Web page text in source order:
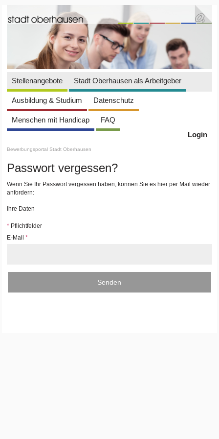
Stellenangebote Stadt Oberhausen als Arbeitgeber
Ausbildung & Studium Datenschutz
Menschen mit Handicap
FAQ
Login
Bewerbungsportal Stadt Oberhausen
Passwort vergessen?
Wenn Sie Ihr Passwort vergessen haben, können Sie es hier per Mail wieder
anfordern:
Ihre Daten
* Pflichtfelder
E-Mail*
Senden